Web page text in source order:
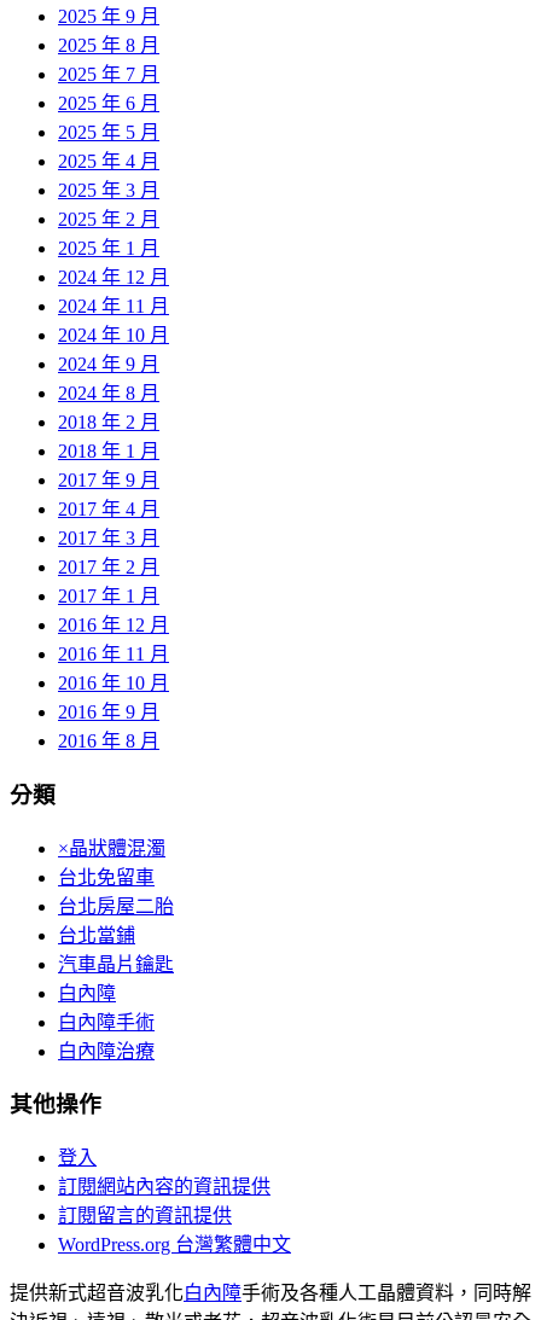
2025 年 9 月
2025 年 8 月
2025 年 7 月
2025 年 6 月
2025 年 5 月
2025 年 4 月
2025 年 3 月
2025 年 2 月
2025 年 1 月
2024 年 12 月
2024 年 11 月
2024 年 10 月
2024 年 9 月
2024 年 8 月
2018 年 2 月
2018 年 1 月
2017 年 9 月
2017 年 4 月
2017 年 3 月
2017 年 2 月
2017 年 1 月
2016 年 12 月
2016 年 11 月
2016 年 10 月
2016 年 9 月
2016 年 8 月
分類
×晶狀體混濁
台北免留車
台北房屋二胎
台北當鋪
汽車晶片鑰匙
白內障
白內障手術
白內障治療
其他操作
登入
訂閱網站內容的資訊提供
訂閱留言的資訊提供
WordPress.org 台灣繁體中文
提供新式超音波乳化白內障手術及各種人工晶體資料，同時解